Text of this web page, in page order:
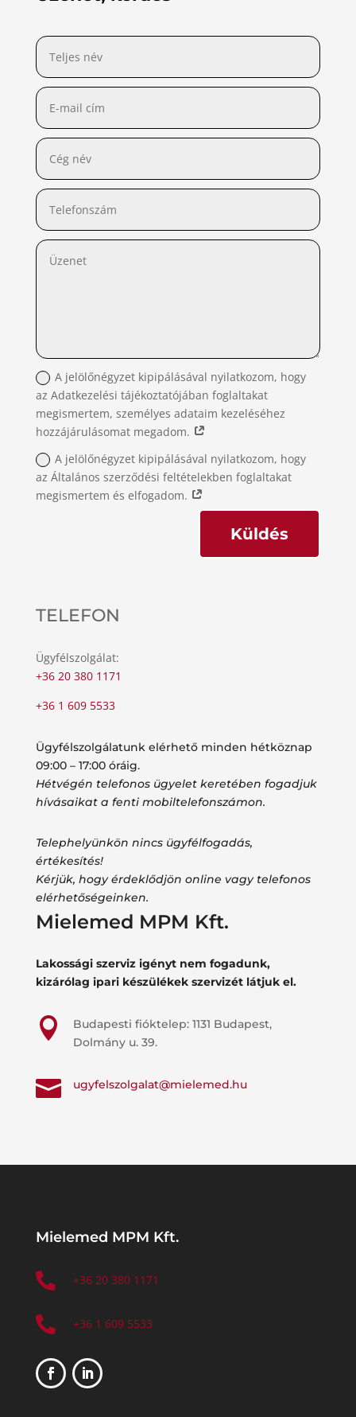
A jelölőnégyzet kipipálásával nyilatkozom, hogy
az Adatkezelési tájékoztatójában foglaltakat
megismertem, személyes adataim kezeléséhez
hozzájárulásomat megadom.
A jelölőnégyzet kipipálásával nyilatkozom, hogy
az Általános szerződési feltételekben foglaltakat
megismertem és elfogadom.
Küldés
TELEFON
Ügyfélszolgálat:
+36 20 380 1171
+36 1 609 5533
Ügyfélszolgálatunk elérhető minden hétköznap
09:00 – 17:00 óráig.
Hétvégén telefonos ügyelet keretében fogadjuk
hívásaikat a fenti mobiltelefonszámon.
Telephelyünkön nincs ügyfélfogadás,
értékesítés!
Kérjük, hogy érdeklődjön online vagy telefonos
elérhetőségeinken.
Mielemed MPM Kft.
Lakossági szerviz igényt nem fogadunk,
kizárólag ipari készülékek szervizét látjuk el.

Budapesti fióktelep: 1131 Budapest,
Dolmány u. 39.
 ugyfelszolgalat@mielemed.hu
Mielemed MPM Kft.
 +36 20 380 1171
 +36 1 609 5533